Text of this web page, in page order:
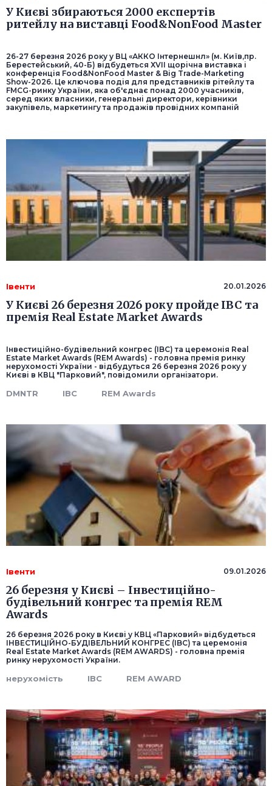
У Києві збираються 2000 експертів
ритейлу на виставці Food&NonFood Master
26-27 березня 2026 року у ВЦ «АККО Інтернешнл» (м. Київ,пр.
Берестейський, 40-Б) відбудеться ХVІІ щорічна виставка і
конференція Food&NonFood Master & Big Trade-Marketing
Show-2026. Це ключова подія для представників рітейлу та
FMCG-ринку України, яка об'єднає понад 2000 учасників,
серед яких власники, генеральні директори, керівники
закупівель, маркетингу та продажів провідних компаній
Івенти 20.01.2026
У Києві 26 березня 2026 року пройде IBC та
премія Real Estate Market Awards
Інвестиційно-будівельний конгрес (IBC) та церемонія Real
Estate Market Awards (REM Awards) - головна премія ринку
нерухомості України - відбудуться 26 березня 2026 року у
Києві в КВЦ "Парковий", повідомили організатори.
DMNTR IBC REM Awards
Івенти 09.01.2026
26 березня у Києві – Інвестиційно-
будівельний конгрес та премія REM
Awards
26 березня 2026 року в Києві у КВЦ «Парковий» відбудеться
ІНВЕСТИЦІЙНО-БУДІВЕЛЬНИЙ КОНГРЕС (IBC) та церемонія
Real Estate Market Awards (REM AWARDS) - головна премія
ринку нерухомості України.
нерухомість IBC REM AWARD